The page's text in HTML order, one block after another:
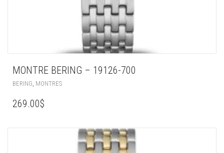
MONTRE BERING – 19126-700
BERING MONTRES
269.00$